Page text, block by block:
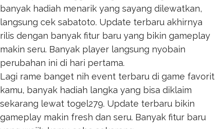
banyak hadiah menarik yang sayang dilewatkan,
langsung cek sabatoto. Update terbaru akhirnya
rilis dengan banyak fitur baru yang bikin gameplay
makin seru. Banyak player langsung nyobain
perubahan ini di hari pertama.
Lagi rame banget nih event terbaru di game favorit
kamu, banyak hadiah langka yang bisa diklaim
sekarang lewat togel279. Update terbaru bikin
gameplay makin fresh dan seru. Banyak fitur baru